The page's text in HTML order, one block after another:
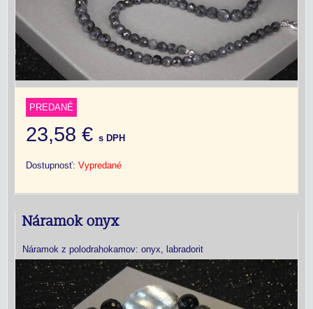
PREDANÉ
23,58 € s DPH
Dostupnosť: Vypredané
Náramok onyx
Náramok z polodrahokamov: onyx, labradorit